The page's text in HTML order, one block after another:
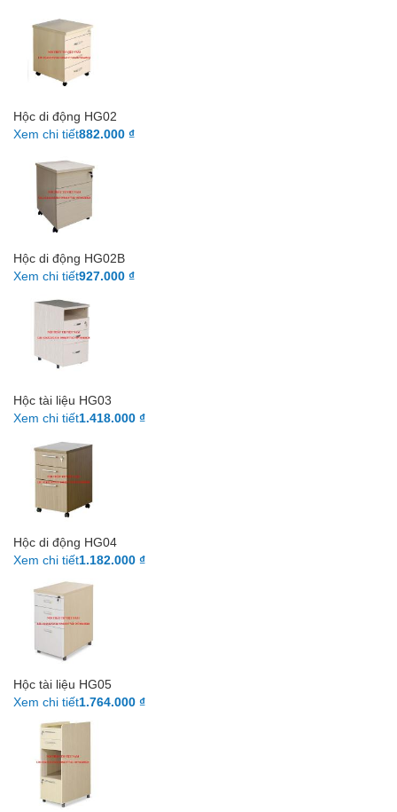
Hộc di động HG02
Xem chi tiết882.000 ₫
Hộc di động HG02B
Xem chi tiết927.000 ₫
Hộc tài liệu HG03
Xem chi tiết1.418.000 ₫
Hộc di động HG04
Xem chi tiết1.182.000 ₫
Hộc tài liệu HG05
Xem chi tiết1.764.000 ₫